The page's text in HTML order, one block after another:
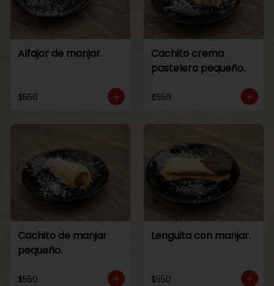
Alfajor de manjar.
$550
Cachito crema
pastelera pequeño.
$550
Cachito de manjar
pequeño.
$550
Lenguita con manjar.
$550